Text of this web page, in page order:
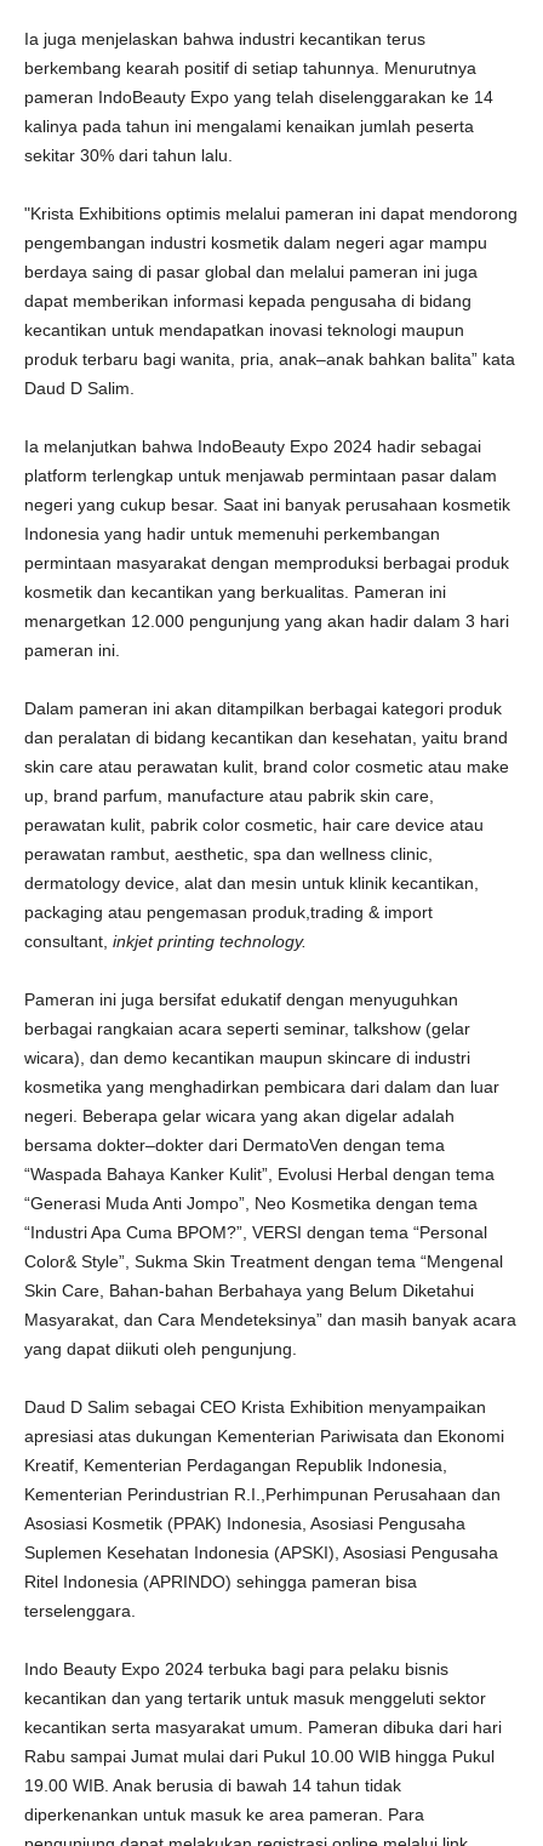
Ia juga menjelaskan bahwa industri kecantikan terus
berkembang kearah positif di setiap tahunnya. Menurutnya
pameran IndoBeauty Expo yang telah diselenggarakan ke 14
kalinya pada tahun ini mengalami kenaikan jumlah peserta
sekitar 30% dari tahun lalu.
"Krista Exhibitions optimis melalui pameran ini dapat mendorong
pengembangan industri kosmetik dalam negeri agar mampu
berdaya saing di pasar global dan melalui pameran ini juga
dapat memberikan informasi kepada pengusaha di bidang
kecantikan untuk mendapatkan inovasi teknologi maupun
produk terbaru bagi wanita, pria, anak–anak bahkan balita” kata
Daud D Salim.
Ia melanjutkan bahwa IndoBeauty Expo 2024 hadir sebagai
platform terlengkap untuk menjawab permintaan pasar dalam
negeri yang cukup besar. Saat ini banyak perusahaan kosmetik
Indonesia yang hadir untuk memenuhi perkembangan
permintaan masyarakat dengan memproduksi berbagai produk
kosmetik dan kecantikan yang berkualitas. Pameran ini
menargetkan 12.000 pengunjung yang akan hadir dalam 3 hari
pameran ini.
Dalam pameran ini akan ditampilkan berbagai kategori produk
dan peralatan di bidang kecantikan dan kesehatan, yaitu brand
skin care atau perawatan kulit, brand color cosmetic atau make
up, brand parfum, manufacture atau pabrik skin care,
perawatan kulit, pabrik color cosmetic, hair care device atau
perawatan rambut, aesthetic, spa dan wellness clinic,
dermatology device, alat dan mesin untuk klinik kecantikan,
packaging atau pengemasan produk,trading & import
consultant, inkjet printing technology.
Pameran ini juga bersifat edukatif dengan menyuguhkan
berbagai rangkaian acara seperti seminar, talkshow (gelar
wicara), dan demo kecantikan maupun skincare di industri
kosmetika yang menghadirkan pembicara dari dalam dan luar
negeri. Beberapa gelar wicara yang akan digelar adalah
bersama dokter–dokter dari DermatoVen dengan tema
“Waspada Bahaya Kanker Kulit”, Evolusi Herbal dengan tema
“Generasi Muda Anti Jompo”, Neo Kosmetika dengan tema
“Industri Apa Cuma BPOM?”, VERSI dengan tema “Personal
Color& Style”, Sukma Skin Treatment dengan tema “Mengenal
Skin Care, Bahan-bahan Berbahaya yang Belum Diketahui
Masyarakat, dan Cara Mendeteksinya” dan masih banyak acara
yang dapat diikuti oleh pengunjung.
Daud D Salim sebagai CEO Krista Exhibition menyampaikan
apresiasi atas dukungan Kementerian Pariwisata dan Ekonomi
Kreatif, Kementerian Perdagangan Republik Indonesia,
Kementerian Perindustrian R.I.,Perhimpunan Perusahaan dan
Asosiasi Kosmetik (PPAK) Indonesia, Asosiasi Pengusaha
Suplemen Kesehatan Indonesia (APSKI), Asosiasi Pengusaha
Ritel Indonesia (APRINDO) sehingga pameran bisa
terselenggara.
Indo Beauty Expo 2024 terbuka bagi para pelaku bisnis
kecantikan dan yang tertarik untuk masuk menggeluti sektor
kecantikan serta masyarakat umum. Pameran dibuka dari hari
Rabu sampai Jumat mulai dari Pukul 10.00 WIB hingga Pukul
19.00 WIB. Anak berusia di bawah 14 tahun tidak
diperkenankan untuk masuk ke area pameran. Para